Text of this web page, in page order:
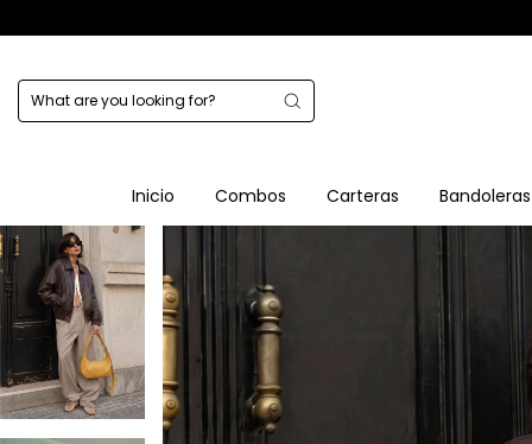
Inicio Combos Carteras Bandoleras